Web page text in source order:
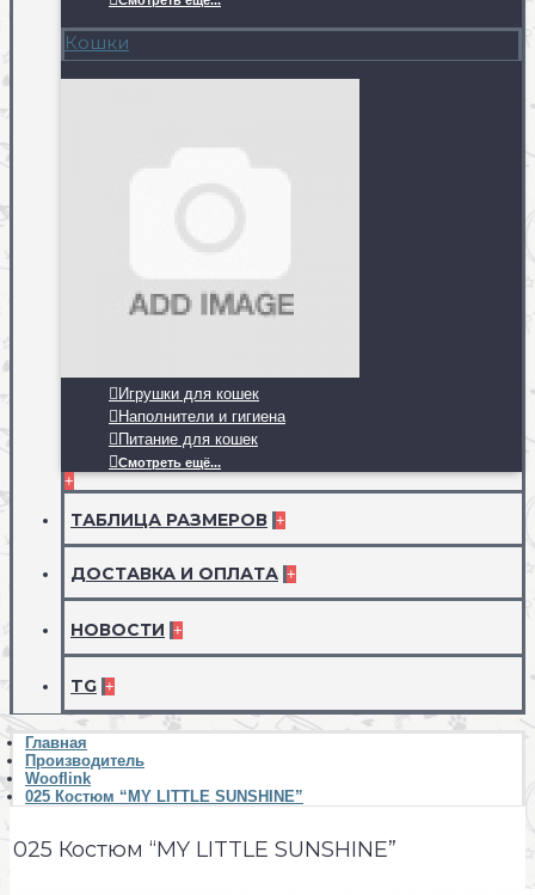
Кошки
Игрушки для кошек
Наполнители и гигиена
Питание для кошек
Смотреть ещё...
+
ТАБЛИЦА РАЗМЕРОВ +
ДОСТАВКА И ОПЛАТА +
НОВОСТИ +
TG +
Главная
Производитель
Wooflink
025 Костюм “MY LITTLE SUNSHINE”
025 Костюм “MY LITTLE SUNSHINE”